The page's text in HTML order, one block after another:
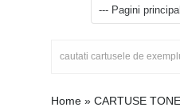
Home » CARTUSE